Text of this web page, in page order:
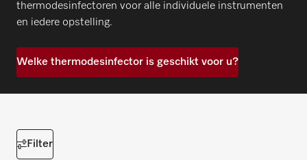
thermodesinfectoren voor alle individuele instrumenten
en iedere opstelling.
Welke thermodesinfector is geschikt voor u?
Filter